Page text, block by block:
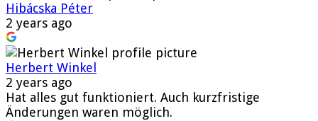
Hibácska Péter
2 years ago
Herbert Winkel
2 years ago
Hat alles gut funktioniert. Auch kurzfristige
Änderungen waren möglich.